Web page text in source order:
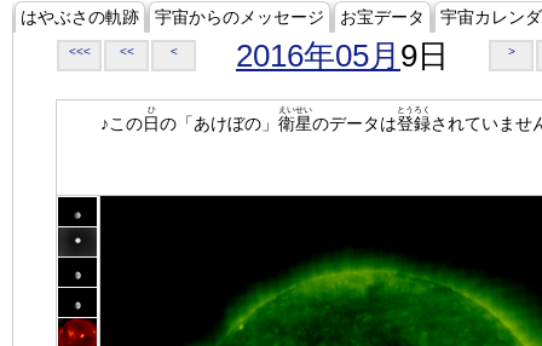
はやぶさの軌跡 宇宙からのメッセージ お宝データ 宇宙カレン
<<< << < 2016年05月 9日 >
♪この日
ひ
の「あけぼの」 衛星
えいせい
のデータは登録
とうろく
されていませ